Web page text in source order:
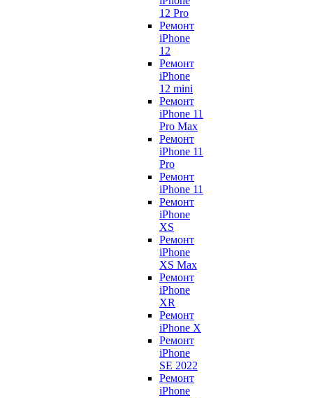
12 Pro
Ремонт
iPhone
12
Ремонт
iPhone
12 mini
Ремонт
iPhone 11
Pro Max
Ремонт
iPhone 11
Pro
Ремонт
iPhone 11
Ремонт
iPhone
XS
Ремонт
iPhone
XS Max
Ремонт
iPhone
XR
Ремонт
iPhone X
Ремонт
iPhone
SE 2022
Ремонт
iPhone